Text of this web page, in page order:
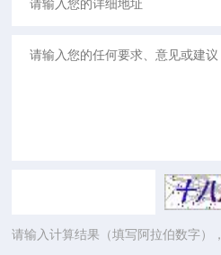
请输入计算结果（填写阿拉伯数字）